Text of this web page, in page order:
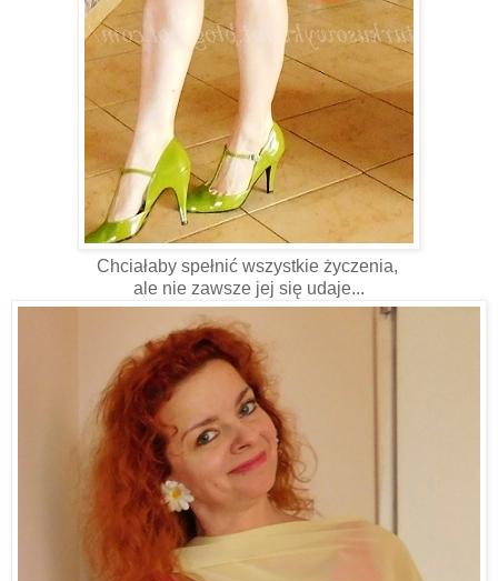
Chciałaby spełnić wszystkie życzenia,
ale nie zawsze jej się udaje...